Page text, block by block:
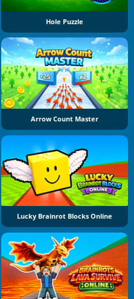
Hole Puzzle
Arrow Count Master
Lucky Brainrot Blocks Online